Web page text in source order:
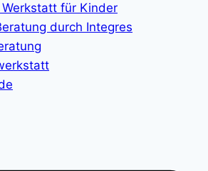
für Kinder
durch Integres